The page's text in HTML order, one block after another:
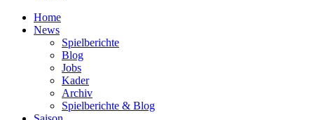
Home
News
Spielberichte
Blog
Jobs
Kader
Archiv
Spielberichte & Blog